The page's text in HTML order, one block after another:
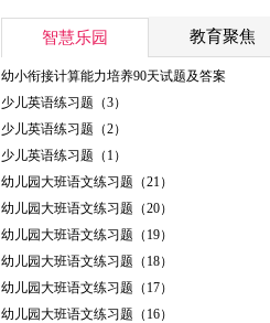
智慧乐园 教育聚焦
幼小衔接计算能力培养90天试题及答案
少儿英语练习题（3）
少儿英语练习题（2）
少儿英语练习题（1）
幼儿园大班语文练习题（21）
幼儿园大班语文练习题（20）
幼儿园大班语文练习题（19）
幼儿园大班语文练习题（18）
幼儿园大班语文练习题（17）
幼儿园大班语文练习题（16）